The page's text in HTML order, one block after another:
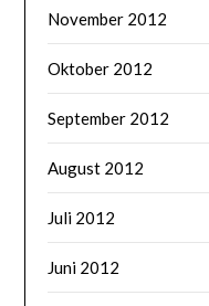
November 2012
Oktober 2012
September 2012
August 2012
Juli 2012
Juni 2012